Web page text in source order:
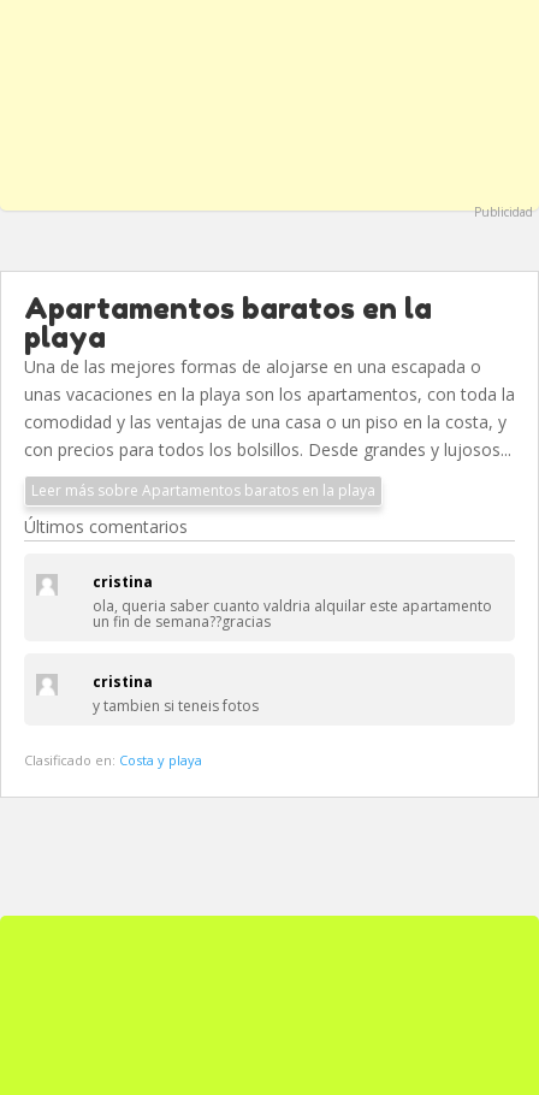
Publicidad
Apartamentos baratos en la
playa
Una de las mejores formas de alojarse en una escapada o
unas vacaciones en la playa son los apartamentos, con toda la
comodidad y las ventajas de una casa o un piso en la costa, y
con precios para todos los bolsillos. Desde grandes y lujosos...
Leer más sobre Apartamentos baratos en la playa
Últimos comentarios
cristina
ola, queria saber cuanto valdria alquilar este apartamento
un fin de semana??gracias
cristina
y tambien si teneis fotos
Clasificado en: Costa y playa